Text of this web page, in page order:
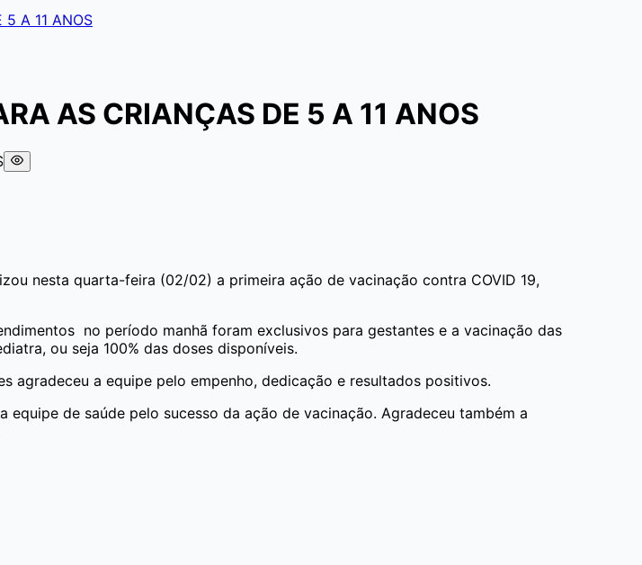
5 A 11 ANOS
AS CRIANÇAS DE 5 A 11 ANOS
nesta quarta-feira (02/02) a primeira ação de vacinação contra COVID 19,
no período manhã foram exclusivos para gestantes e a vacinação das
ou seja 100% das doses disponíveis.
agradeceu a equipe pelo empenho, dedicação e resultados positivos.
de saúde pelo sucesso da ação de vacinação. Agradeceu também a